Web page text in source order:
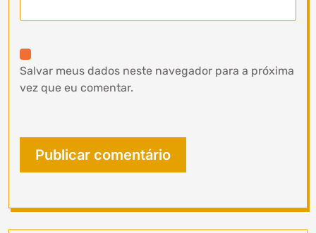
Salvar meus dados neste navegador para a próxima
vez que eu comentar.